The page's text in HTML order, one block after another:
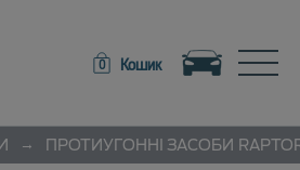
0 Кошик Toggle navigation
→ ПРОТИУГОННІ ЗАСОБИ